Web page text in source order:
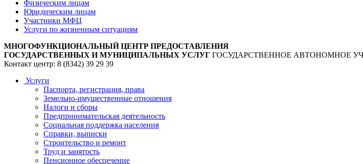
Физическим лицам
Юридическим лицам
Участники МФЦ
Услуги по жизненным ситуациям
МНОГОФУНКЦИОНАЛЬНЫЙ ЦЕНТР ПРЕДОСТАВЛЕНИЯ
ГОСУДАРСТВЕННЫХ И МУНИЦИПАЛЬНЫХ УСЛУГ ГОСУДАРСТВЕННОЕ АВТОНОМНОЕ
Контакт центр: 8 (8342) 39 29 39
Услуги
Паспорта, регистрация, права
Земельно-имущественные отношения
Налоги и сборы
Предпринимательская деятельность
Социальная поддержка населения
Справки, выписки
Строительство и ремонт
Труд и занятость
Пенсионное обеспечение